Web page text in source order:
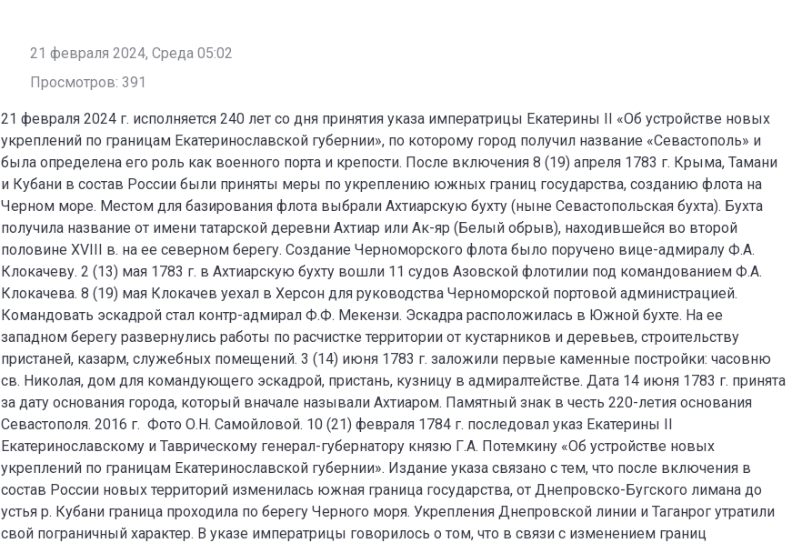
21 февраля 2024, Среда 05:02
Просмотров: 391
21 февраля 2024 г. исполняется 240 лет со дня принятия указа императрицы Екатерины II «Об устройстве новых
укреплений по границам Екатеринославской губернии», по которому город получил название «Севастополь» и
была определена его роль как военного порта и крепости. После включения 8 (19) апреля 1783 г. Крыма, Тамани
и Кубани в состав России были приняты меры по укреплению южных границ государства, созданию флота на
Черном море. Местом для базирования флота выбрали Ахтиарскую бухту (ныне Севастопольская бухта). Бухта
получила название от имени татарской деревни Ахтиар или Ак-яр (Белый обрыв), находившейся во второй
половине XVIII в. на ее северном берегу. Создание Черноморского флота было поручено вице-адмиралу Ф.А.
Клокачеву. 2 (13) мая 1783 г. в Ахтиарскую бухту вошли 11 судов Азовской флотилии под командованием Ф.А.
Клокачева. 8 (19) мая Клокачев уехал в Херсон для руководства Черноморской портовой администрацией.
Командовать эскадрой стал контр-адмирал Ф.Ф. Мекензи. Эскадра расположилась в Южной бухте. На ее
западном берегу развернулись работы по расчистке территории от кустарников и деревьев, строительству
пристаней, казарм, служебных помещений. 3 (14) июня 1783 г. заложили первые каменные постройки: часовню
св. Николая, дом для командующего эскадрой, пристань, кузницу в адмиралтействе. Дата 14 июня 1783 г. принята
за дату основания города, который вначале называли Ахтиаром. Памятный знак в честь 220-летия основания
Севастополя. 2016 г. Фото О.Н. Самойловой. 10 (21) февраля 1784 г. последовал указ Екатерины II
Екатеринославскому и Таврическому генерал-губернатору князю Г.А. Потемкину «Об устройстве новых
укреплений по границам Екатеринославской губернии». Издание указа связано с тем, что после включения в
состав России новых территорий изменилась южная граница государства, от Днепровско-Бугского лимана до
устья р. Кубани граница проходила по берегу Черного моря. Укрепления Днепровской линии и Таганрог утратили
свой пограничный характер. В указе императрицы говорилось о том, что в связи с изменением границ